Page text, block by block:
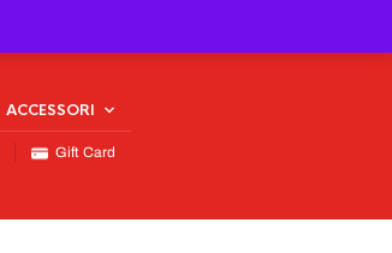
ACCESSORI
Gift Card